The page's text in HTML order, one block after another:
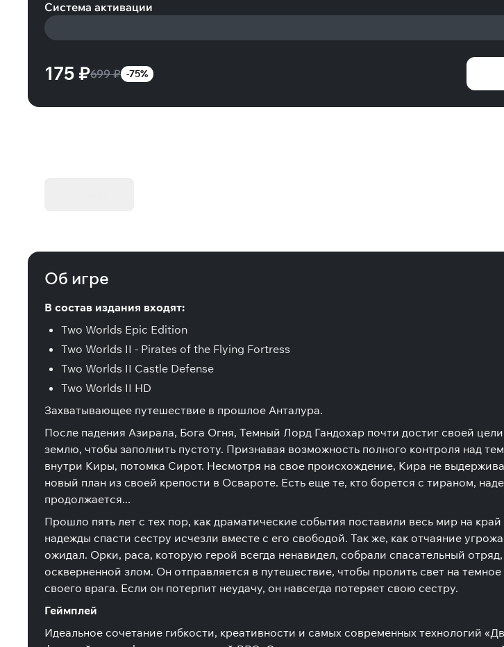
Система активации
175 ₽699 ₽ -75%
Об игре
В состав издания входят:
Two Worlds Epic Edition
Two Worlds II - Pirates of the Flying Fortress
Two Worlds II Castle Defense
Two Worlds II HD
Захватывающее путешествие в прошлое Анталура.
После падения Азирала, Бога Огня, Темный Лорд Гандохар почти достиг своей
землю, чтобы заполнить пустоту. Признавая возможность полного контроля над
внутри Киры, потомка Сирот. Несмотря на свое происхождение, Кира не
новый план из своей крепости в Освароте. Есть еще те, кто борется с тираном,
продолжается...
Прошло пять лет с тех пор, как драматические события поставили весь мир на
надежды спасти сестру исчезли вместе с его свободой. Так же, как отчаяние
ожидал. Орки, раса, которую герой всегда ненавидел, собрали спасательный
оскверненной злом. Он отправляется в путешествие, чтобы пролить свет на
своего врага. Если он потерпит неудачу, он навсегда потеряет свою сестру.
Геймплей
Идеальное сочетание гибкости, креативности и самых современных технологий